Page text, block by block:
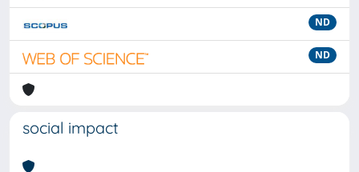
ND
ND
social impact